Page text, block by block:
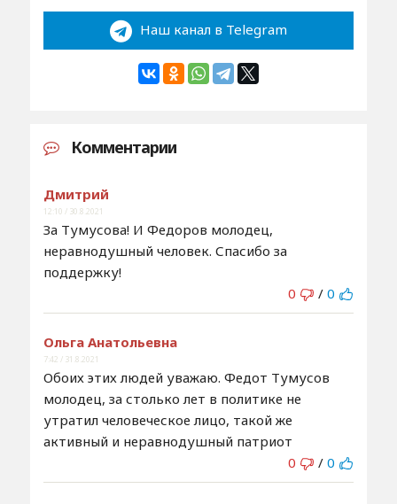
Наш канал в Telegram
Комментарии
Дмитрий
12:10 / 30.8.2021
За Тумусова! И Федоров молодец,
неравнодушный человек. Спасибо за
поддержку!
0
/ 0
Ольга Анатольевна
7:42 / 31.8.2021
Обоих этих людей уважаю. Федот Тумусов
молодец, за столько лет в политике не
утратил человеческое лицо, такой же
активный и неравнодушный патриот
0
/ 0